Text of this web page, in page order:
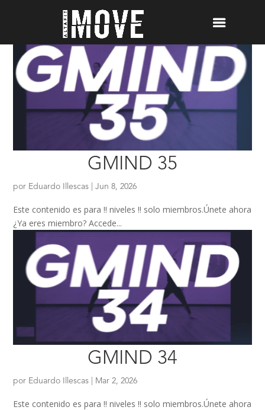
GMIND 35
por Eduardo Illescas |Jun 8, 2026
Este contenido es para !! niveles !! solo miembros.Únete ahora
¿Ya eres miembro? Accede...
GMIND 34
por Eduardo Illescas Mar 2, 2026
Este contenido es para !! niveles !! solo miembros.Únete ahora